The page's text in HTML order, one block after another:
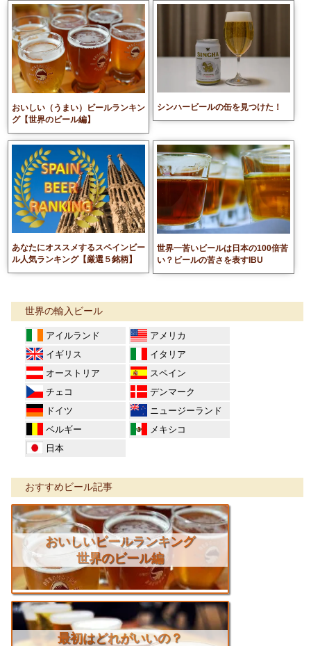
おいしい（うまい）ビールランキン
グ【世界のビール編】
シンハービールの缶を見つけた！
あなたにオススメするスペインビー
ル人気ランキング【厳選５銘柄】
世界一苦いビールは日本の100倍苦
い？ビールの苦さを表すIBU
世界の輸入ビール
アイルランド
アメリカ
イギリス
イタリア
オーストリア
スペイン
チェコ
デンマーク
ドイツ
ニュージーランド
ベルギー
メキシコ
日本
おすすめビール記事
おいしいビールランキング
世界のビール編
最初はどれがいいの？